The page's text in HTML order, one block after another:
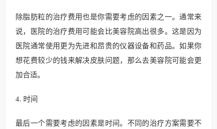
除脂肪粒的治疗费用也是你需要考虑的因素之一。通常来
说，医院的治疗费用可能会比美容院高出很多。这是因为
医院通常使用更为先进和昂贵的仪器设备和药品。如果你
想花费较少的钱来解决皮肤问题，那么去美容院可能会更
加合适。
4. 时间
最后一个需要考虑的因素是时间。不同的治疗方案需要不